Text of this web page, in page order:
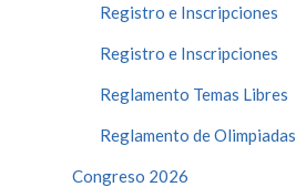
Registro e Inscripciones
Registro e Inscripciones
Reglamento Temas Libres
Reglamento de Olimpiadas
Congreso 2026